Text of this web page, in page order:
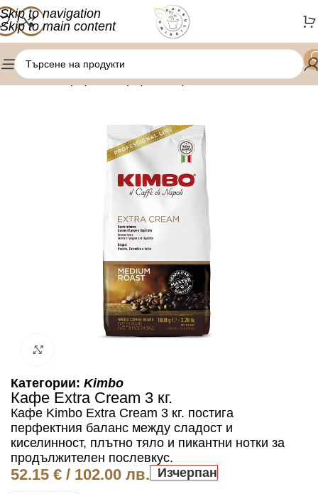
Skip to navigation
Skip to main content
Начало/Оферти/Оферта зърна
Категории: Kimbo
Кафе Extra Cream 3 кг.
Кафе Kimbo Extra Cream 3 кг. постига
перфектния баланс между сладост и
киселинност, плътно тяло и пикантни нотки за
продължителен послевкус.
52.15 € / 102.00 лв. Изчерпан